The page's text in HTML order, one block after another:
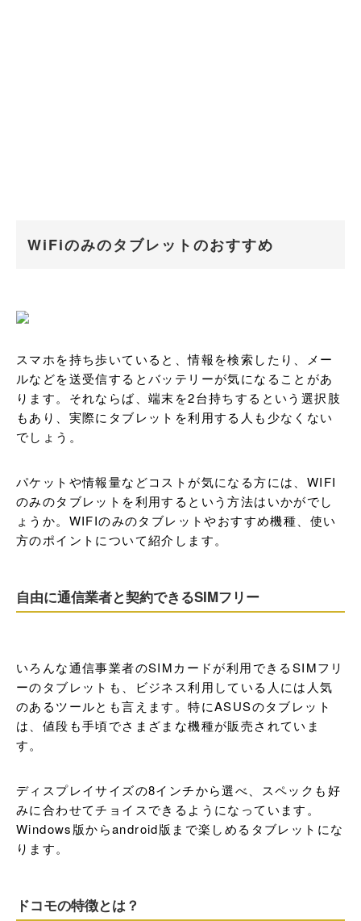
WiFiのみのタブレットのおすすめ
スマホを持ち歩いていると、情報を検索したり、メー
ルなどを送受信するとバッテリーが気になることがあ
ります。それならば、端末を2台持ちするという選択肢
もあり、実際にタブレットを利用する人も少なくない
でしょう。
パケットや情報量などコストが気になる方には、WIFI
のみのタブレットを利用するという方法はいかがでし
ょうか。WIFIのみのタブレットやおすすめ機種、使い
方のポイントについて紹介します。
自由に通信業者と契約できるSIMフリー
いろんな通信事業者のSIMカードが利用できるSIMフリ
ーのタブレットも、ビジネス利用している人には人気
のあるツールとも言えます。特にASUSのタブレット
は、値段も手頃でさまざまな機種が販売されていま
す。
ディスプレイサイズの8インチから選べ、スペックも好
みに合わせてチョイスできるようになっています。
Windows版からandroid版まで楽しめるタブレットにな
ります。
ドコモの特徴とは？